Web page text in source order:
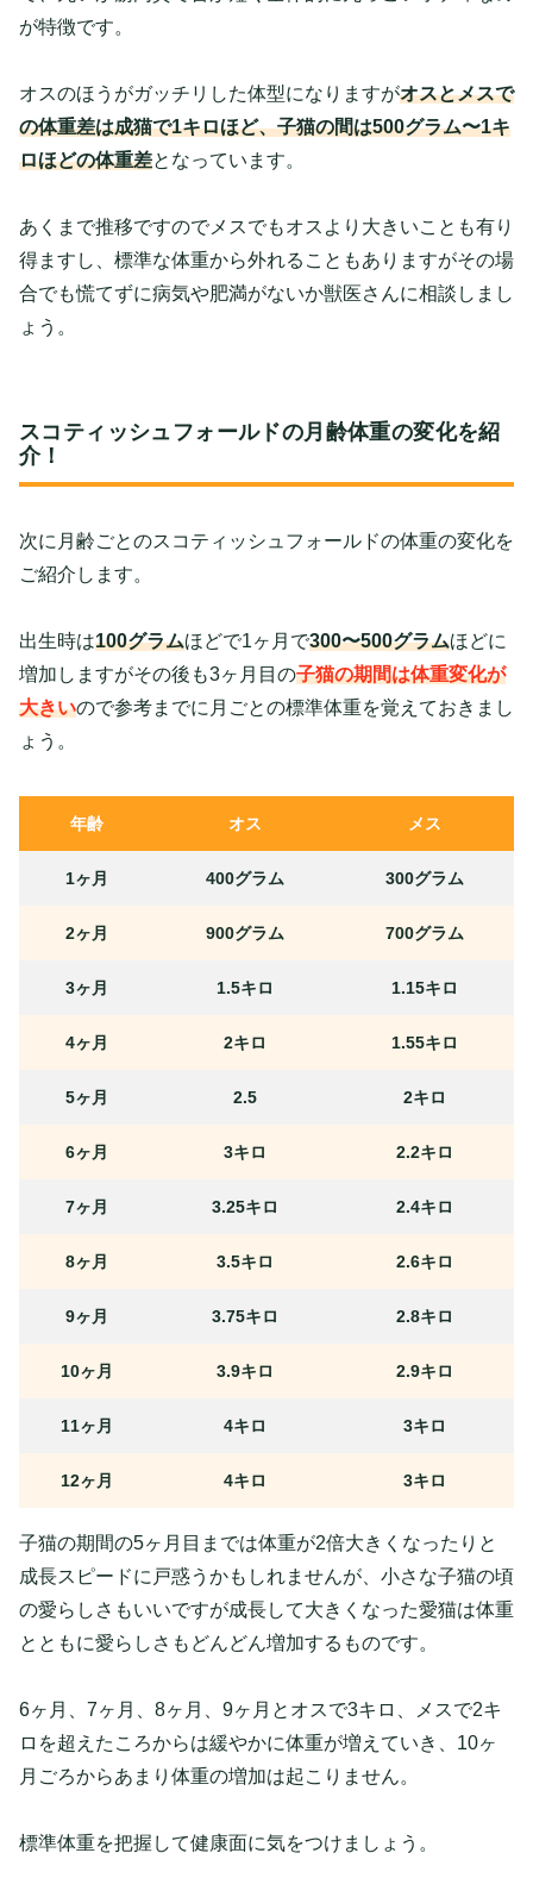
が特徴です。
オスのほうがガッチリした体型になりますがオスとメスで
の体重差は成猫で1キロほど、子猫の間は500グラム〜1キ
ロほどの体重差となっています。
あくまで推移ですのでメスでもオスより大きいことも有り
得ますし、標準な体重から外れることもありますがその場
合でも慌てずに病気や肥満がないか獣医さんに相談しまし
ょう。
スコティッシュフォールドの月齢体重の変化を紹
介！
次に月齢ごとのスコティッシュフォールドの体重の変化を
ご紹介します。
出生時は100グラムほどで1ヶ月で300〜500グラムほどに
増加しますがその後も3ヶ月目の子猫の期間は体重変化が
大きいので参考までに月ごとの標準体重を覚えておきまし
ょう。
年齢 オス メス
1ヶ月 400グラム 300グラム
2ヶ月 900グラム 700グラム
3ヶ月 1.5キロ 1.15キロ
4ヶ月 2キロ 1.55キロ
5ヶ月 2.5 2キロ
6ヶ月 3キロ 2.2キロ
7ヶ月 3.25キロ 2.4キロ
8ヶ月 3.5キロ 2.6キロ
9ヶ月 3.75キロ 2.8キロ
10ヶ月 3.9キロ 2.9キロ
11ヶ月 4キロ 3キロ
12ヶ月 4キロ 3キロ
子猫の期間の5ヶ月目までは体重が2倍大きくなったりと
成長スピードに戸惑うかもしれませんが、小さな子猫の頃
の愛らしさもいいですが成長して大きくなった愛猫は体重
とともに愛らしさもどんどん増加するものです。
6ヶ月、7ヶ月、8ヶ月、9ヶ月とオスで3キロ、メスで2キ
ロを超えたころからは緩やかに体重が増えていき、10ヶ
月ごろからあまり体重の増加は起こりません。
標準体重を把握して健康面に気をつけましょう。